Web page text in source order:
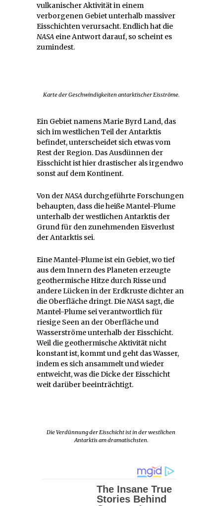
vulkanischer Aktivität in einem
verborgenen Gebiet unterhalb massiver
Eisschichten verursacht. Endlich hat die
NASAeine Antwort darauf, so scheint es
zumindest.
Karte der Geschwindigkeiten antarktischer Eisströme.
Ein Gebiet namens Marie Byrd Land, das
sich im westlichen Teil der Antarktis
befindet, unterscheidet sich etwas vom
Rest der Region. Das Ausdünnen der
Eisschicht ist hier drastischer als irgendwo
sonst auf dem Kontinent.
Von derNASAdurchgeführte Forschungen
behaupten, dass die heiße Mantel-Plume
unterhalb der westlichen Antarktis der
Grund für den zunehmenden Eisverlust
der Antarktis sei.
Eine Mantel-Plume ist ein Gebiet, wo tief
aus dem Innern des Planeten erzeugte
geothermische Hitze durch Risse und
andere Lücken in der Erdkruste dichter an
die Oberfläche dringt. DieNASAsagt, die
Mantel-Plume sei verantwortlich für
riesige Seen an der Oberfläche und
Wasserströme unterhalb der Eisschicht.
Weil die geothermische Aktivität nicht
konstant ist, kommt und geht das Wasser,
indem es sich ansammelt und wieder
entweicht, was die Dicke der Eisschicht
weit darüber beeinträchtigt.
Die Verdünnung der Eisschicht ist in der westlichen
Antarktis am dramatischsten.